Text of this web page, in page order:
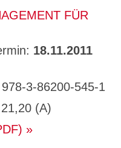
FÜR
18.11.2011
3-86200-545-1
21,20 (A)